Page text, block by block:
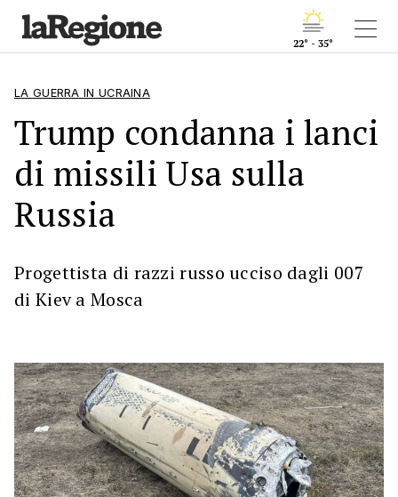
22° - 35°
LA GUERRA IN UCRAINA
Trump condanna i lanci
di missili Usa sulla
Russia
Progettista di razzi russo ucciso dagli 007
di Kiev a Mosca